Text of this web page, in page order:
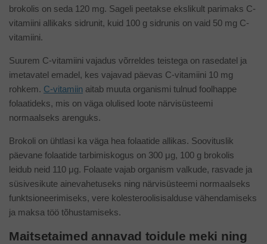
brokolis on seda 120 mg. Sageli peetakse ekslikult parimaks C-
vitamiini allikaks sidrunit, kuid 100 g sidrunis on vaid 50 mg C-
vitamiini.
Suurem C-vitamiini vajadus võrreldes teistega on rasedatel ja
imetavatel emadel, kes vajavad päevas C-vitamiini 10 mg
rohkem. C-vitamiin aitab muuta organismi tulnud foolhappe
folaatideks, mis on väga olulised loote närvisüsteemi
normaalseks arenguks.
Brokoli on ühtlasi ka väga hea folaatide allikas. Soovituslik
päevane folaatide tarbimiskogus on 300 μg, 100 g brokolis
leidub neid 110 μg. Folaate vajab organism valkude, rasvade ja
süsivesikute ainevahetuseks ning närvisüsteemi normaalseks
funktsioneerimiseks, vere kolesteroolisisalduse vähendamiseks
ja maksa töö tõhustamiseks.
Maitsetaimed annavad toidule meki ning